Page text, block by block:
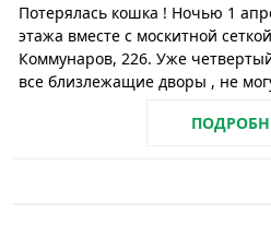
Потерялась кошка ! Ночью 1
этажа вместе с москитной
Коммунаров, 226. Уже
все близлежащие дворы , не